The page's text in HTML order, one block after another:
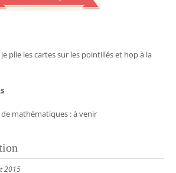
je plie les cartes sur les pointillés et hop à la
mathématiques : à venir
2015